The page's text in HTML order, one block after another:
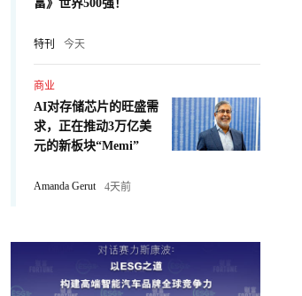
富》世界500强！
特刊 今天
商业
AI对存储芯片的旺盛需
求，正在推动3万亿美
元的新板块“Memi”
Amanda Gerut 4天前